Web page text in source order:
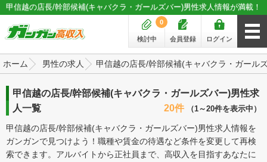
甲信越の店長/幹部候補(キャバクラ・ガールズバー)男性求人情報が満載！
ログイン
会員登録
検討中
0
ホーム 男性の求人 甲信越の店長/幹部候補(キャバクラ・ガール
甲信越の店長/幹部候補(キャバクラ・ガールズバー)男性求
人一覧
20件 （1～20件を表示中）
甲信越の店長/幹部候補(キャバクラ・ガールズバー)男性求人情報を
ガンガンで見つけよう！職種や賃金の待遇など条件を変更して再検
索できます。アルバイトから正社員まで、高収入を目指すあなたに